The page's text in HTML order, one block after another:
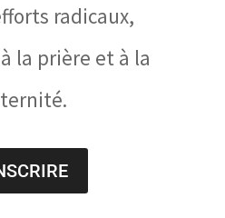
radicaux,
la prière et à la